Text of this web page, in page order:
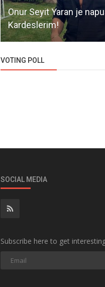
Onur Seyit Yaran je
Kardeslerim!
VOTING POLL
SOCIAL MEDIA
Subscribe here to get